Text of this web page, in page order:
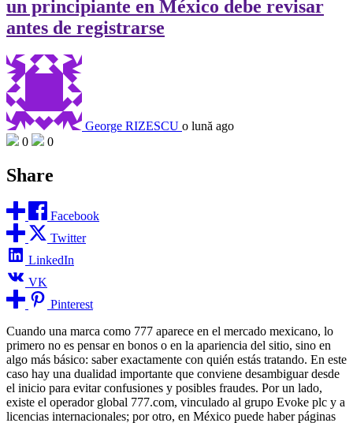
un principiante en México debe revisar
antes de registrarse
George RIZESCU o lună ago
0
0
Share
Facebook
Twitter
LinkedIn
VK
Pinterest
Cuando una marca como 777 aparece en el mercado mexicano, lo
primero no es pensar en bonos o en la apariencia del sitio, sino en
algo más básico: saber exactamente con quién estás tratando. En este
caso hay una dualidad importante que conviene desambiguar desde
el inicio para evitar confusiones y posibles fraudes. Por un lado,
existe el operador global 777.com, vinculado al grupo Evoke plc y a
licencias internacionales; por otro, en México puede haber páginas